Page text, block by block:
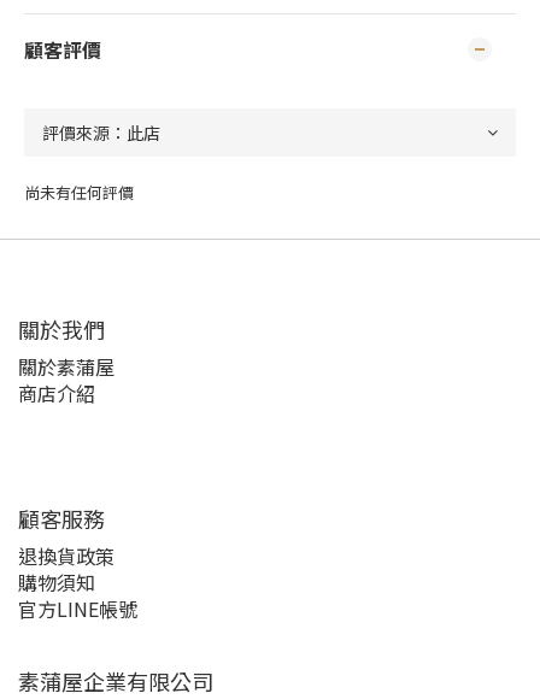
顧客評價
尚未有任何評價
關於我們
關於素蒲屋
商店介紹
顧客服務
退換貨政策
購物須知
官方LINE帳號
素蒲屋企業有限公司